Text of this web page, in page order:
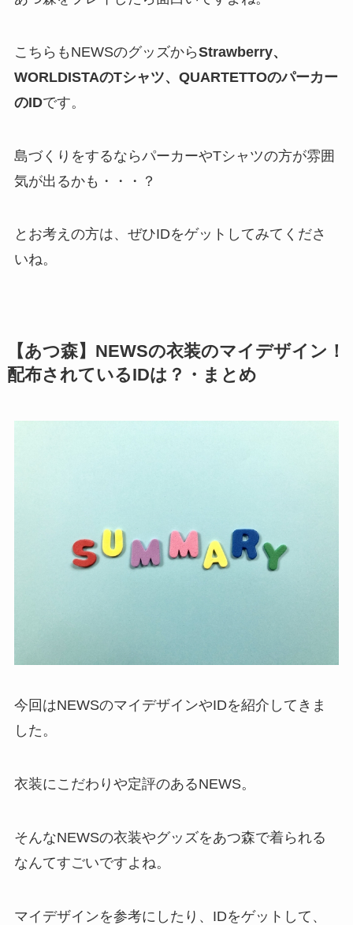
こちらもNEWSのグッズからStrawberry、
WORLDISTAのTシャツ、QUARTETTOのパーカー
のIDです。
島づくりをするならパーカーやTシャツの方が雰囲
気が出るかも・・・？
とお考えの方は、ぜひIDをゲットしてみてくださ
いね。
【あつ森】NEWSの衣装のマイデザイン！
配布されているIDは？・まとめ
今回はNEWSのマイデザインやIDを紹介してきま
した。
衣装にこだわりや定評のあるNEWS。
そんなNEWSの衣装やグッズをあつ森で着られる
なんてすごいですよね。
マイデザインを参考にしたり、IDをゲットして、